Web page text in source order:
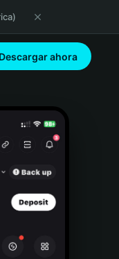
Descargar ahora